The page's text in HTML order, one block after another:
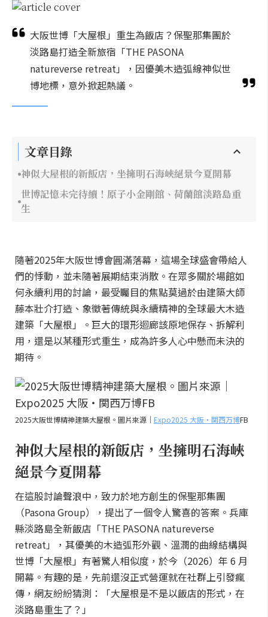
大阪世博「大屋根」重生為飯店？保聖那集團於
淡路島打造全新旅宿「THE PASONA
natureverse retreat」，因優美木造弧線神似世
博地標，意外掀起熱議。
文章目錄
神似大屋根的新飯店，坐擁明石海峽絕景今夏開幕
世博記憶未完待續！原子小金剛館、荷蘭館淡路島重
生
隨著2025年大阪世博會圓滿落幕，這場全球盛會帶給人
們的悸動，並未隨著展期結束消散。在眾多關於場館如
何永續利用的討論，最受矚目的焦點莫過於由建築大師
藤本壯介打造、象徵著傳統與永續精神的全球最大木造
建築「大屋根」。巨大的環形迴廊該原地保存、拆解利
用，還是以某種形式重生，成為許多人心中懸而未決的
期待。
2025大阪世博精神建築大屋根。圖片來源｜ Expo2025 大阪・関西万博FB
神似大屋根的新飯店，坐擁明石海峽
絕景今夏開幕
在這股討論聲浪中，致力於地方創生的保聖那集團
（Pasona Group），提出了一個令人驚喜的答案。兵庫
縣淡路島全新飯店「THE PASONA natureverse
retreat」，其優美的木造弧形外觀、溫潤的曲線結構與
世博「大屋根」有著驚人相似度，於今（2026）年 6 月
開幕。有趣的是，先前還沒正式營運就在社群上引發瘋
傳，網友紛紛猜測：「大屋根是不是以飯店的形式，在
淡路島重生了？」